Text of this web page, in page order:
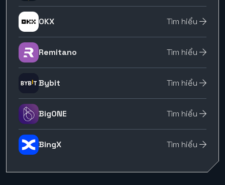
OKX Tìm hiểu
Remitano Tìm hiểu
Bybit Tìm hiểu
BigONE Tìm hiểu
BingX Tìm hiểu